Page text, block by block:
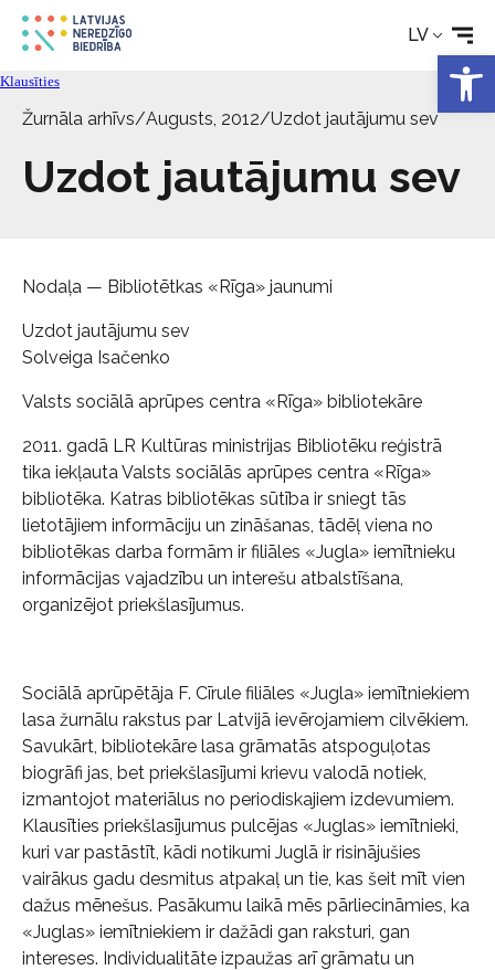
LV
Pakalpojumi
Par biedrību
Kontakti
Klausīties
Žurnāla arhīvs/Augusts, 2012/Uzdot jautājumu sev
Uzdot jautājumu sev
Nodaļa — Bibliotētkas «Rīga» jaunumi
Uzdot jautājumu sev
Solveiga Isačenko
Valsts sociālā aprūpes centra «Rīga» bibliotekāre
2011. gadā LR Kultūras ministrijas Bibliotēku reģistrā
tika iekļauta Valsts sociālās aprūpes centra «Rīga»
bibliotēka. Katras bibliotēkas sūtība ir sniegt tās
lietotājiem informāciju un zināšanas, tādēļ viena no
bibliotēkas darba formām ir filiāles «Jugla» iemītnieku
informācijas vajadzību un interešu atbalstīšana,
organizējot priekšlasījumus.
Sociālā aprūpētāja F. Cīrule filiāles «Jugla» iemītniekiem
lasa žurnālu rakstus par Latvijā ievērojamiem cilvēkiem.
Savukārt, bibliotekāre lasa grāmatās atspoguļotas
biogrāfi jas, bet priekšlasījumi krievu valodā notiek,
izmantojot materiālus no periodiskajiem izdevumiem.
Klausīties priekšlasījumus pulcējas «Juglas» iemītnieki,
kuri var pastāstīt, kādi notikumi Juglā ir risinājušies
vairākus gadu desmitus atpakaļ un tie, kas šeit mīt vien
dažus mēnešus. Pasākumu laikā mēs pārliecināmies, ka
«Juglas» iemītniekiem ir dažādi gan raksturi, gan
intereses. Individualitāte izpaužas arī grāmatu un